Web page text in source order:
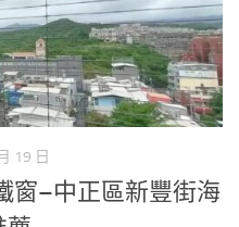
19 日
窗–中正區新豐街海